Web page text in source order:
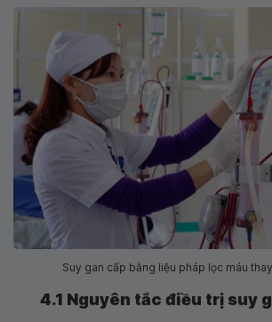
Suy gan cấp bằng liệu pháp lọc máu
4.1 Nguyên tắc điều trị suy